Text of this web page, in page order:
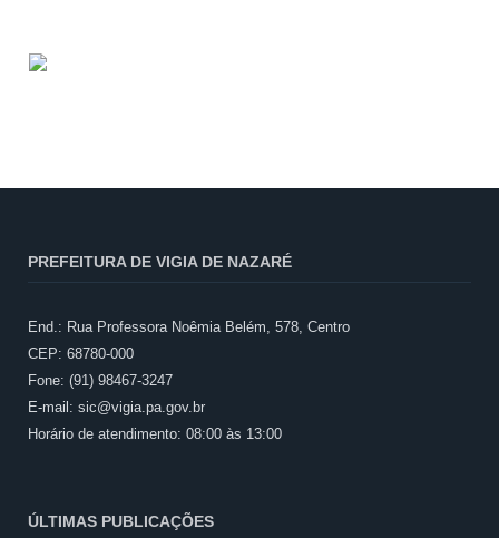
PREFEITURA DE VIGIA DE NAZARÉ
End.: Rua Professora Noêmia Belém, 578, Centro
CEP: 68780-000
Fone: (91) 98467-3247
E-mail: sic@vigia.pa.gov.br
Horário de atendimento: 08:00 às 13:00
ÚLTIMAS PUBLICAÇÕES